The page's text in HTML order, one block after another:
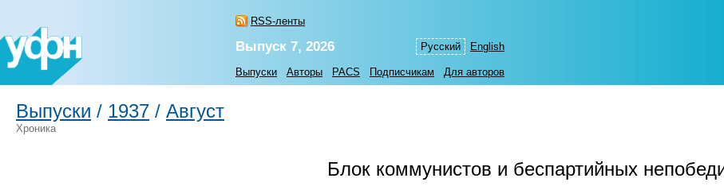
RSS-ленты
Русский English
Выпуск 7, 2026
Выпуски Авторы PACS Подписчикам Для авторов
Выпуски / 1937 / Август
Хроника
Блок коммунистов и беспартийных